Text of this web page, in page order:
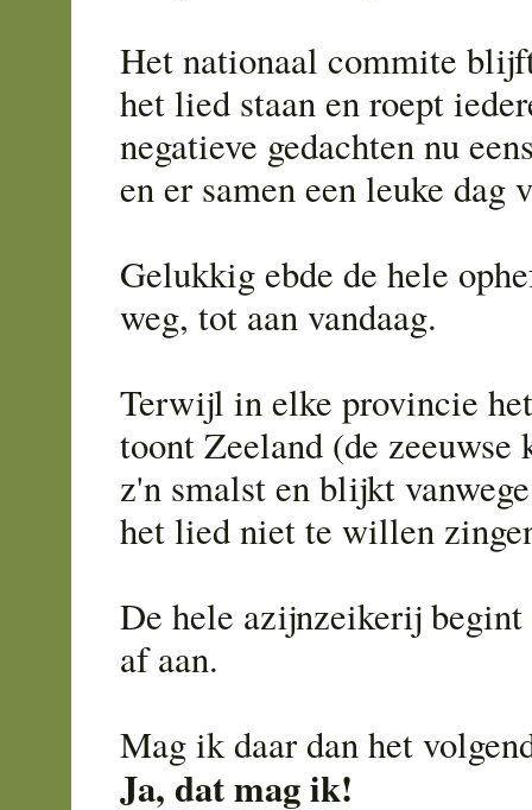
Het nationaal commite
het lied staan en roept
negatieve gedachten nu
en er samen een leuke dag
Gelukkig ebde de hele
weg, tot aan vandaag.
Terwijl in elke provincie
toont Zeeland (de zeeuwse
z'n smalst en blijkt
het lied niet te willen
De hele azijnzeikerij begint
af aan.
Mag ik daar dan het
Ja, dat mag ik!